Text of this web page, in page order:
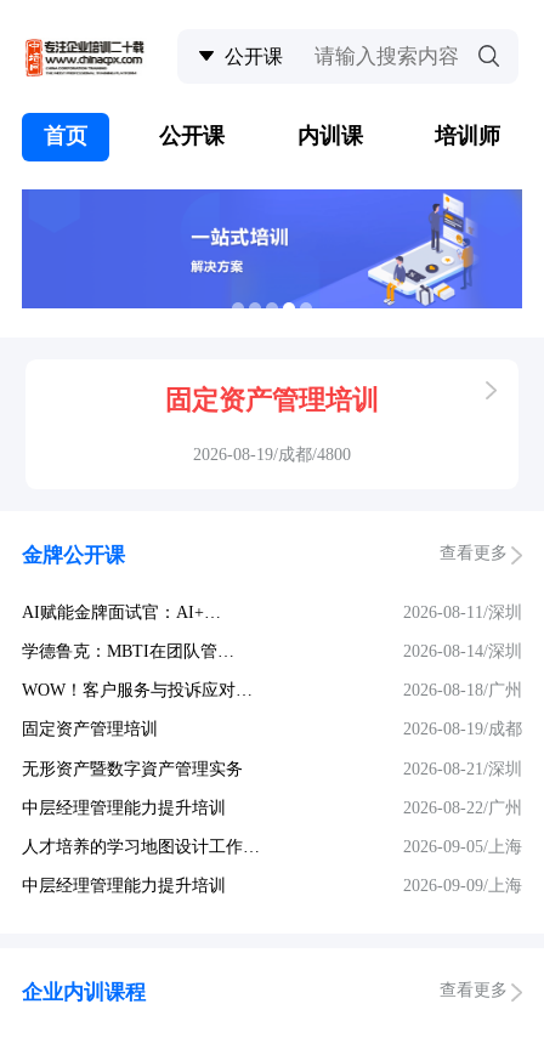
首页 公开课 内训课 培训师
固定资产管理培训
2026-08-19/成都/4800
金牌公开课 查看更多
AI赋能金牌面试官：AI+… 2026-08-11/深圳
学德鲁克：MBTI在团队管… 2026-08-14/深圳
WOW！客户服务与投诉应对… 2026-08-18/广州
固定资产管理培训 2026-08-19/成都
无形资产暨数字資产管理实务 2026-08-21/深圳
中层经理管理能力提升培训 2026-08-22/广州
人才培养的学习地图设计工作… 2026-09-05/上海
中层经理管理能力提升培训 2026-09-09/上海
企业内训课程 查看更多